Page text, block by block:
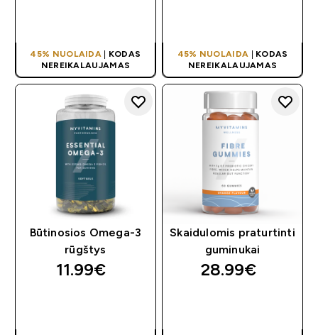
45% NUOLAIDA
KODAS
NEREIKALAUJAMAS
45% NUOLAIDA
KODAS
NEREIKALAUJAMAS
Būtinosios Omega-3
rūgštys
11.99€‎
Skaidulomis praturtinti
guminukai
28.99€‎